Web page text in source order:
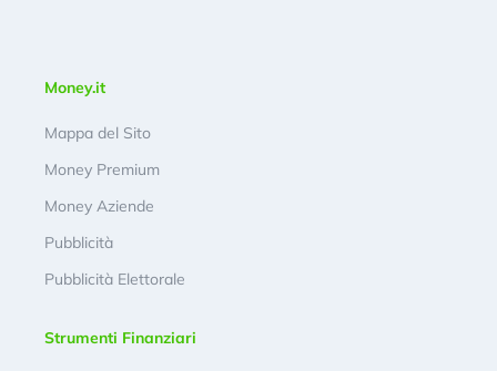
Money.it
Mappa del Sito
Money Premium
Money Aziende
Pubblicità
Pubblicità Elettorale
Strumenti Finanziari